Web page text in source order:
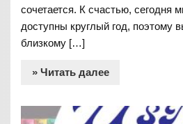
сочетается. К счастью, сегодня
доступны круглый год, поэтому
близкому […]
» Читать далее